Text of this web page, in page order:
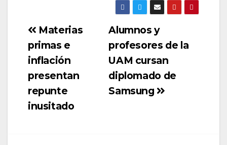
Alumnos y
profesores de la
UAM cursan
diplomado de
Samsung
Materias
primas e
inflación
presentan
repunte
inusitado